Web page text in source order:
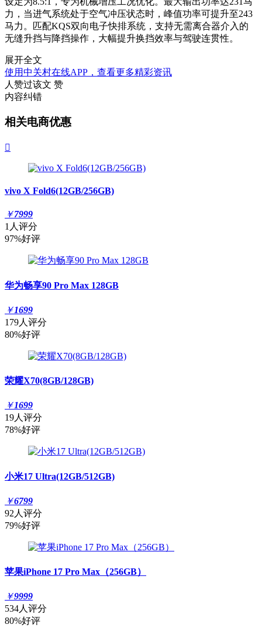
力，当进气系统处于空气冲压状态时，峰值功率可提升至243
马力。匹配KQS双向电子快排系统，支持无需离合器介入的
无缝升挡与降挡操作，大幅提升换挡效率与驾驶连贯性。
展开全文
使用中关村在线APP，查看更多精彩资讯
人赞过该文 赞
内容纠错
相关电商优惠

vivo X Fold6(12GB/256GB)
￥7999
1人评分
97%好评
华为畅享90 Pro Max 128GB
￥1699
179人评分
80%好评
荣耀X70(8GB/128GB)
￥1699
19人评分
78%好评
小米17 Ultra(12GB/512GB)
￥6799
92人评分
79%好评
苹果iPhone 17 Pro Max（256GB）
￥9999
534人评分
80%好评